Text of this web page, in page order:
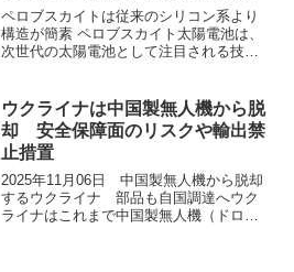
ペロブスカイトは従来のシリコン系より
構造が簡素 ペロブスカイト太陽電池は、
次世代の太陽電池として注目される技術
層に当たると電子と正孔が発生し、電子
輸送層と正孔輸送層...
ウクライナは中国製無人機から脱
却 安全保障面のリスクや輸出禁
止措置
2025年11月06日 中国製無人機から脱却
するウクライナ 部品も自国調達へウク
ライナはこれまで中国製無人機（ドロー